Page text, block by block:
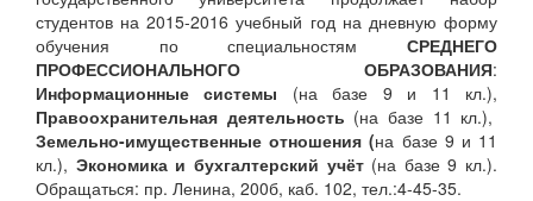
студентов на 2015-2016 учебный год на дневную форму
обучения по специальностям СРЕДНЕГО
ПРОФЕССИОНАЛЬНОГО ОБРАЗОВАНИЯ:
Информационные системы (на базе 9 и 11 кл.),
Правоохранительная деятельность (на базе 11 кл.),
Земельно-имущественные отношения (на базе 9 и 11
кл.), Экономика и бухгалтерский учёт (на базе 9 кл.).
Обращаться: пр. Ленина, 200б, каб. 102, тел.:4-45-35.